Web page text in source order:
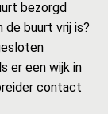
bezorgd
de buurt vrij is?
er een wijk in
contact